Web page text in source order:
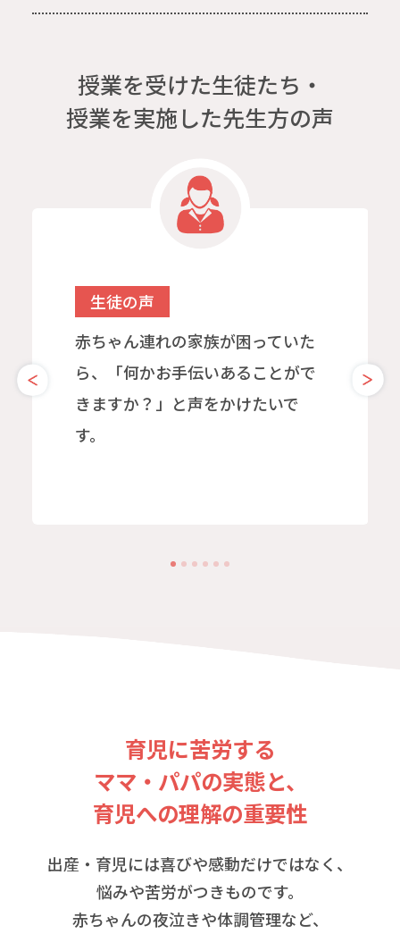
授業を受けた生徒たち・
授業を実施した先生方の声
生徒の声
赤ちゃん連れの家族が困っていた
ら、「何かお手伝いあることがで
きますか？」と声をかけたいで
す。
育児に苦労する
ママ・パパの実態と、
育児への理解の重要性
出産・育児には喜びや感動だけではなく、
悩みや苦労がつきものです。
赤ちゃんの夜泣きや体調管理など、